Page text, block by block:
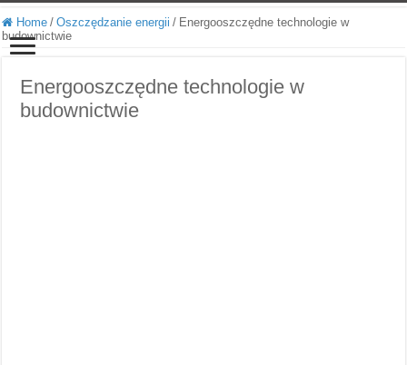
Home / Oszczędzanie energii / Energooszczędne technologie w
budownictwie
Energooszczędne technologie w
budownictwie